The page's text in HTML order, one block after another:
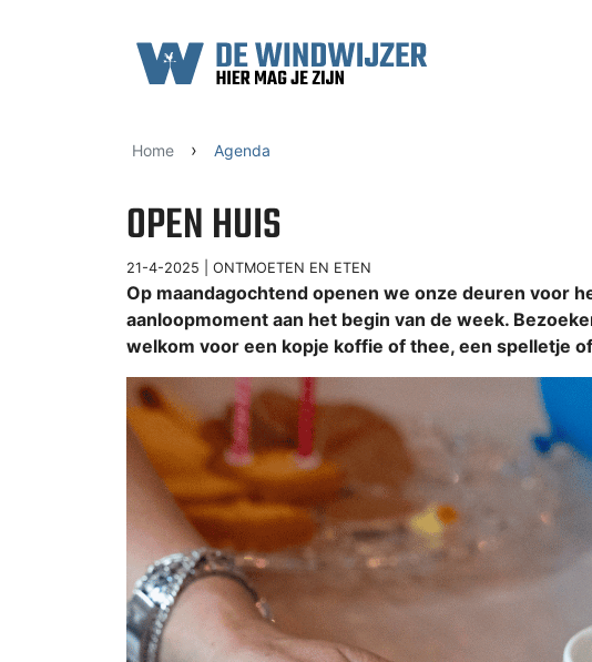
Home › Agenda
OPEN HUIS
21-4-2025 | ONTMOETEN EN ETEN
Op maandagochtend openen we onze deuren voor
aanloopmoment aan het begin van de week.
welkom voor een kopje koffie of thee, een spelletje